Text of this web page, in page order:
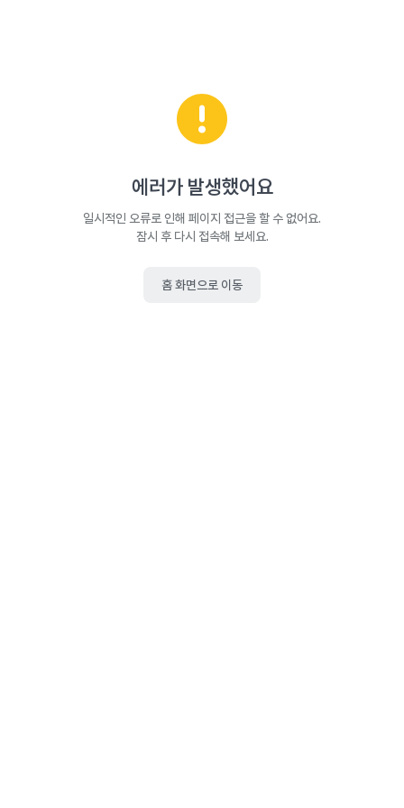
에러가 발생했어요
일시적인 오류로 인해 페이지 접근을 할 수 없어요.
잠시 후 다시 접속해 보세요.
홈 화면으로 이동